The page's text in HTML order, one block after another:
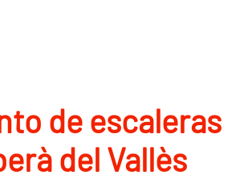
de escaleras
del Vallès